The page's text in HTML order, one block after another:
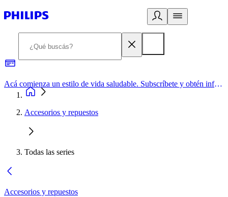
Acá comienza un estilo de vida saludable. Subscríbete y obtén información de primera mano
Accesorios y repuestos
Todas las series
Accesorios y repuestos